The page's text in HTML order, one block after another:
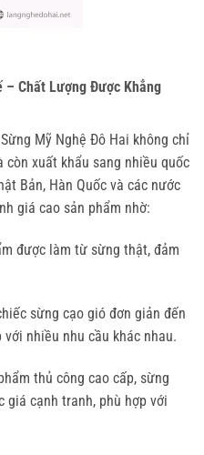
– Chất Lượng Được Khẳng
Mỹ Nghệ Đô Hai không chỉ
xuất khẩu sang nhiều quốc
Bản, Hàn Quốc và các nước
giá cao sản phẩm nhờ:
được làm từ sừng thật, đảm
sừng cạo gió đơn giản đến
nhiều nhu cầu khác nhau.
thủ công cao cấp, sừng
cạnh tranh, phù hợp với